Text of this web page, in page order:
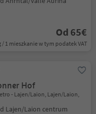
Od 65€
/ 1 mieszkanie w tym podatek VAT
Hof
- Lajen/Laion, Lajen/Laion,
Lajen/Laion centrum